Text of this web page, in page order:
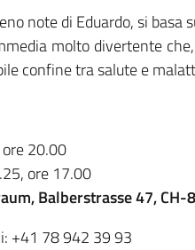
note di Eduardo, si
molto divertente
confine tra salute e
20.00
ore 17.00
Balberstrasse 47,
+41 78 942 39 93